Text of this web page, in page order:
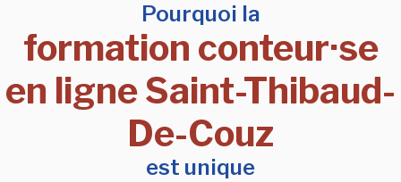
Pourquoi la
formation conteur·se
en ligne Saint-Thibaud-
De-Couz
est unique